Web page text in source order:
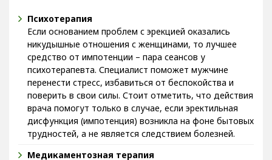
Психотерапия
Если основанием проблем с эрекцией оказались
никудышные отношения с женщинами, то лучшее
средство от импотенции – пара сеансов у
психотерапевта. Специалист поможет мужчине
перенести стресс, избавиться от беспокойства и
поверить в свои силы. Стоит отметить, что действия
врача помогут только в случае, если эректильная
дисфункция (импотенция) возникла на фоне бытовых
трудностей, а не является следствием болезней.
Медикаментозная терапия